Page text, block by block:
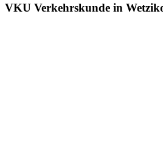
VKU Verkehrskunde in